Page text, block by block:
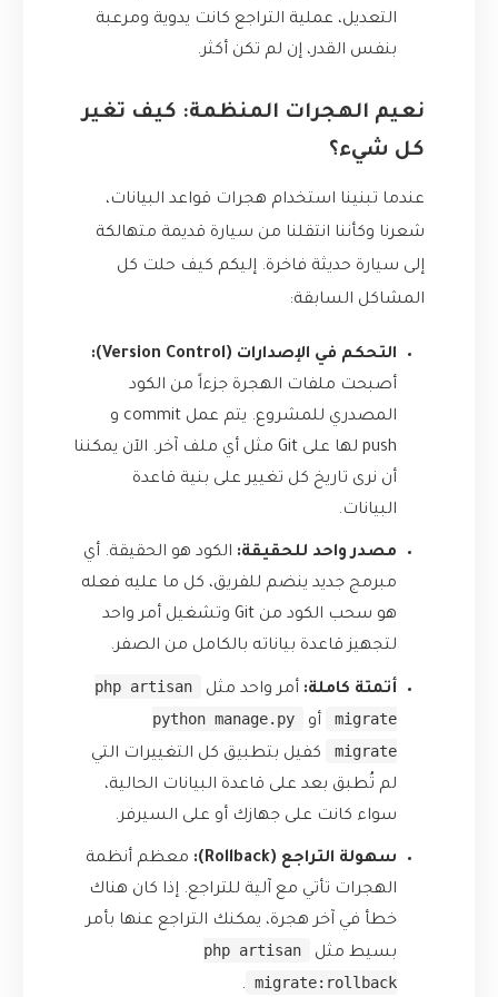
التعديل، عملية التراجع كانت يدوية ومرعبة
بنفس القدر، إن لم تكن أكثر.
نعيم الهجرات المنظمة: كيف تغير
كل شيء؟
عندما تبنينا استخدام هجرات قواعد البيانات،
شعرنا وكأننا انتقلنا من سيارة قديمة متهالكة
إلى سيارة حديثة فاخرة. إليكم كيف حلت كل
المشاكل السابقة:
التحكم في الإصدارات (Version Control):
أصبحت ملفات الهجرة جزءاً من الكود
المصدري للمشروع. يتم عمل commit و
push لها على Git مثل أي ملف آخر. الآن يمكننا
أن نرى تاريخ كل تغيير على بنية قاعدة
البيانات.
مصدر واحد للحقيقة: الكود هو الحقيقة. أي
مبرمج جديد ينضم للفريق، كل ما عليه فعله
هو سحب الكود من Git وتشغيل أمر واحد
لتجهيز قاعدة بياناته بالكامل من الصفر.
أتمتة كاملة: أمر واحد مثل
php artisan
migrate
أو
python manage.py
migrate
كفيل بتطبيق كل التغييرات التي
لم تُطبق بعد على قاعدة البيانات الحالية،
سواء كانت على جهازك أو على السيرفر.
سهولة التراجع (Rollback):
معظم أنظمة
الهجرات تأتي مع آلية للتراجع. إذا كان هناك
خطأ في آخر هجرة، يمكنك التراجع عنها بأمر
بسيط مثل
php artisan
migrate:rollback
.